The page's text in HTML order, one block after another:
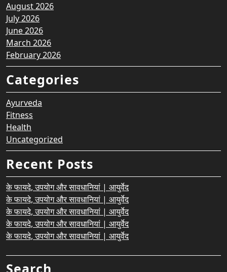
August 2026
July 2026
June 2026
March 2026
February 2026
Categories
Ayurveda
Fitness
Health
Uncategorized
Recent Posts
के फायदे, उपयोग और सावधानियां | आयुर्वेद
के फायदे, उपयोग और सावधानियां | आयुर्वेद
के फायदे, उपयोग और सावधानियां | आयुर्वेद
के फायदे, उपयोग और सावधानियां | आयुर्वेद
के फायदे, उपयोग और सावधानियां | आयुर्वेद